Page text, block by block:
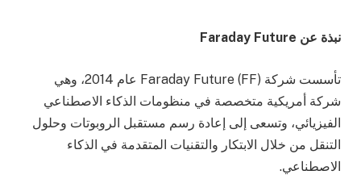
نبذة عن Faraday Future
تأسست شركة Faraday Future (FF) عام 2014، وهي
شركة أمريكية متخصصة في منظومات الذكاء الاصطناعي
الفيزيائي، وتسعى إلى إعادة رسم مستقبل الروبوتات وحلول
التنقل من خلال الابتكار والتقنيات المتقدمة في الذكاء
الاصطناعي.